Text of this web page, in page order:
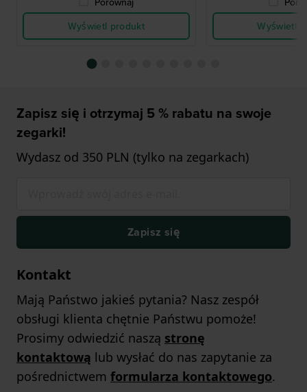
Wyświetl produkt
Wyświetl
Zapisz się i otrzymaj 5 % rabatu na swoje
zegarki!
Wydasz od 350 PLN (tylko na zegarkach)
Zapisz się
Kontakt
Mają Państwo jakieś pytania? Nasz zespół
obsługi klienta chętnie Państwu pomoże!
Prosimy odwiedzić naszą stronę
kontaktową lub wysłać do nas zapytanie za
pośrednictwem formularza kontaktowego.